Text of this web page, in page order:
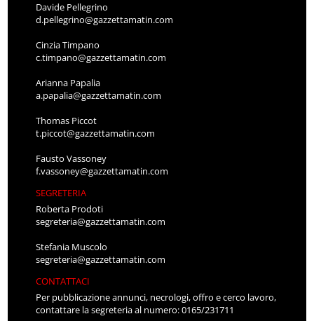
Davide Pellegrino
d.pellegrino@gazzettamatin.com
Cinzia Timpano
c.timpano@gazzettamatin.com
Arianna Papalia
a.papalia@gazzettamatin.com
Thomas Piccot
t.piccot@gazzettamatin.com
Fausto Vassoney
f.vassoney@gazzettamatin.com
SEGRETERIA
Roberta Prodoti
segreteria@gazzettamatin.com
Stefania Muscolo
segreteria@gazzettamatin.com
CONTATTACI
Per pubblicazione annunci, necrologi, offro e cerco lavoro,
contattare la segreteria al numero: 0165/231711